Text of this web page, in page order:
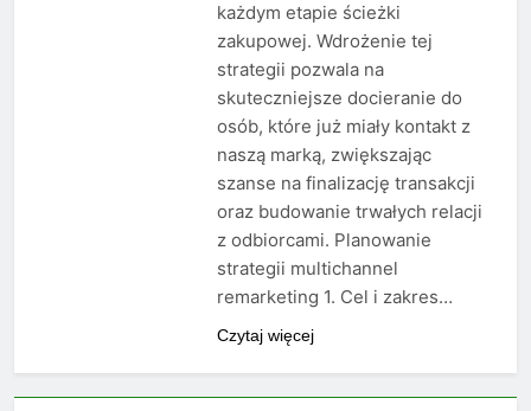
każdym etapie ścieżki
zakupowej. Wdrożenie tej
strategii pozwala na
skuteczniejsze docieranie do
osób, które już miały kontakt z
naszą marką, zwiększając
szanse na finalizację transakcji
oraz budowanie trwałych relacji
z odbiorcami. Planowanie
strategii multichannel
remarketing 1. Cel i zakres…
Czytaj więcej